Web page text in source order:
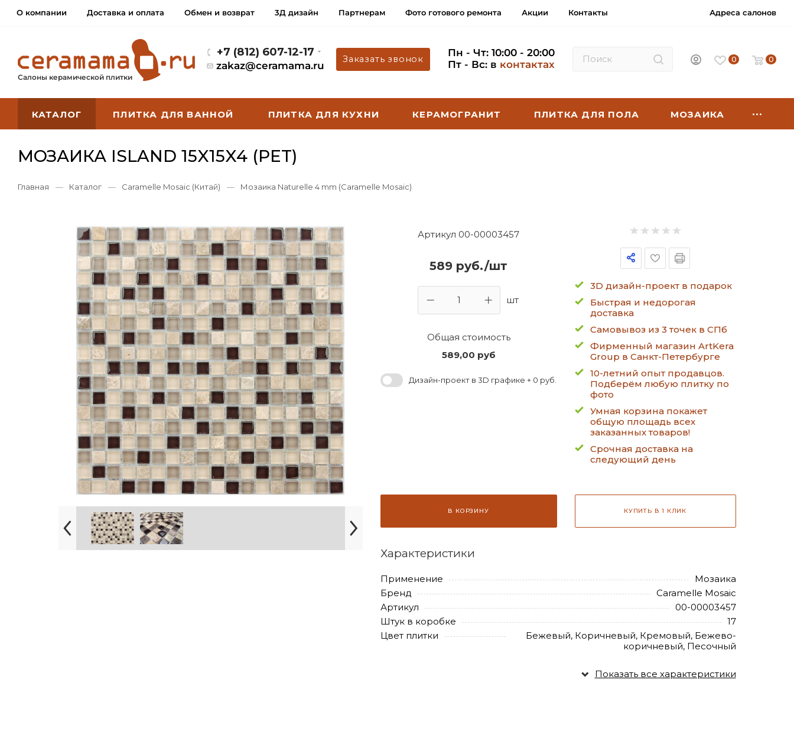
О компании Доставка и оплата Обмен и возврат 3Д дизайн Партнерам Фото готового ремонта Акции Контакты Адреса салонов
Салоны керамической плитки
+7 (812) 607-12-17
zakaz@ceramama.ru
Заказать звонок
Пн - Чт: 10:00 - 20:00
Пт - Вс: в контактах 0 0
КАТАЛОГ ПЛИТКА ДЛЯ ВАННОЙ ПЛИТКА ДЛЯ КУХНИ КЕРАМОГРАНИТ ПЛИТКА ДЛЯ ПОЛА МОЗАИКА
МОЗАИКА ISLAND 15X15X4 (PET)
Главная — Каталог — Caramelle Mosaic (Китай) — Мозаика Naturelle 4 mm (Caramelle Mosaic)
Артикул 00-00003457
589 руб./шт
шт
Общая стоимость
589,00 руб
Дизайн-проект в 3D графике + 0 руб.
3D дизайн-проект в подарок
Быстрая и недорогая
доставка
Самовывоз из 3 точек в СПб
Фирменный магазин ArtKera
Group в Санкт-Петербурге
10-летний опыт продавцов.
Подберём любую плитку по
фото
Умная корзина покажет
общую площадь всех
заказанных товаров!
Срочная доставка на
следующий день
В КОРЗИНУ КУПИТЬ В 1 КЛИК
Характеристики
Применение
Мозаика
Бренд
Caramelle Mosaic
Артикул
00-00003457
Штук в коробке
17
Цвет плитки
Бежевый, Коричневый, Кремовый, Бежево-
коричневый, Песочный
Показать все характеристики